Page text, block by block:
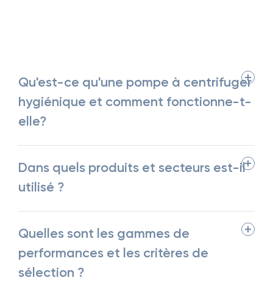
Qu'est-ce qu'une pompe à centrifuger
hygiénique et comment fonctionne-t-
elle?
Dans quels produits et secteurs est-il
utilisé ?
Quelles sont les gammes de
performances et les critères de
sélection ?